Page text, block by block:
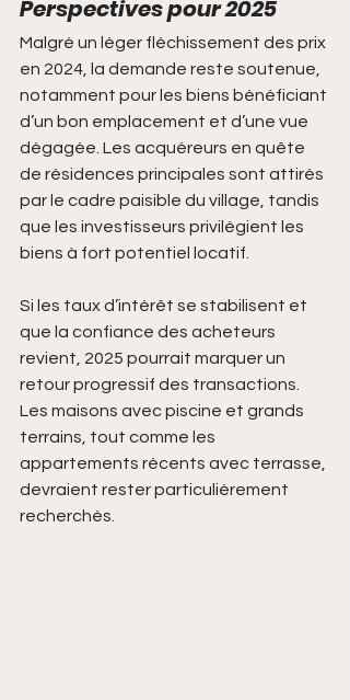
Perspectives pour 2025
Malgré un léger fléchissement des prix
en 2024, la demande reste soutenue,
notamment pour les biens bénéficiant
d’un bon emplacement et d’une vue
dégagée. Les acquéreurs en quête
de résidences principales sont attirés
par le cadre paisible du village, tandis
que les investisseurs privilégient les
biens à fort potentiel locatif.
Si les taux d’intérêt se stabilisent et
que la confiance des acheteurs
revient, 2025 pourrait marquer un
retour progressif des transactions.
Les maisons avec piscine et grands
terrains, tout comme les
appartements récents avec terrasse,
devraient rester particulièrement
recherchés.